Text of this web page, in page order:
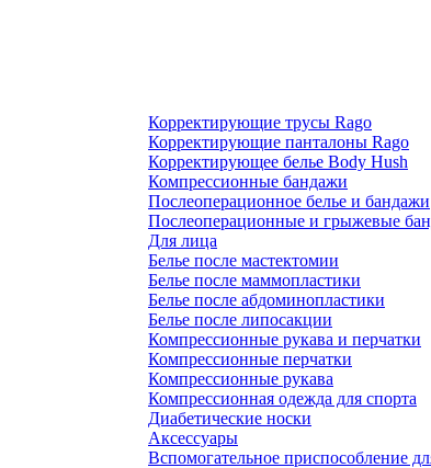
Корректирующие трусы Rago
Корректирующие панталоны Rago
Корректирующее белье Body Hush
Компрессионные бандажи
Послеоперационное белье и бандажи
Послеоперационные и грыжевые
Для лица
Белье после мастектомии
Белье после маммопластики
Белье после абдоминопластики
Белье после липосакции
Компрессионные рукава и перчатки
Компрессионные перчатки
Компрессионные рукава
Компрессионная одежда для спорта
Диабетические носки
Аксессуары
Вспомогательное приспособление